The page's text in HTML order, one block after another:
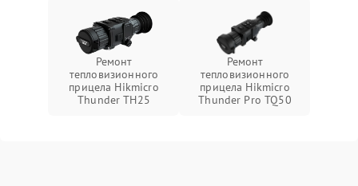
Ремонт
тепловизионного
прицела Hikmicro
Thunder TH25
Ремонт
тепловизионного
прицела Hikmicro
Thunder Pro TQ50